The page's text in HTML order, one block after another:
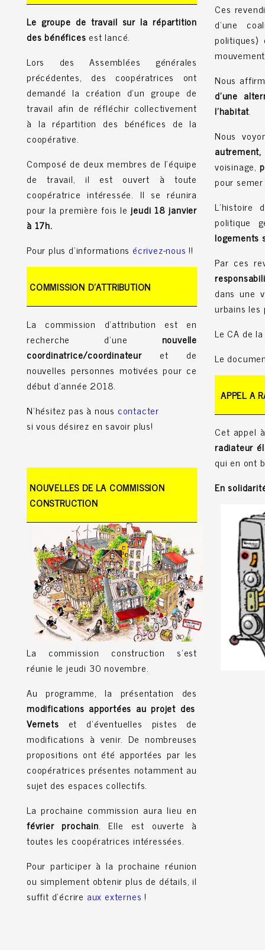
Le groupe de travail sur la répartition
des bénéfices est lancé.
Lors des Assemblées générales
précédentes, des coopératrices ont
demandé la création d'un groupe de
travail afin de réfléchir collectivement
à la répartition des bénéfices de la
coopérative.
Composé de deux membres de l'équipe
de travail, il est ouvert à toute
coopératrice intéressée. Il se réunira
pour la première fois le jeudi 18 janvier
à 17h.
Pour plus d'informations écrivez-nous !!
COMMISSION D'ATTRIBUTION
La commission d'attribution est en
recherche d'une nouvelle
coordinatrice/coordinateuret de
nouvelles personnes motivées pour ce
début d'année 2018.
N'hésitez pas à nous contacter
si vous désirez en savoir plus!
NOUVELLES DE LA COMMISSION
CONSTRUCTION
La commission construction s'est
réunie le jeudi 30 novembre.
Au programme, la présentation des
modifications apportées au projet des
Vernets et d'éventuelles pistes de
modifications à venir. De nombreuses
propositions ont été apportées par les
coopératrices présentes notamment au
sujet des espaces collectifs.
La prochaine commission aura lieu en
février prochain. Elle est ouverte à
toutes les coopératrices intéressées.
Pour participer à la prochaine réunion
ou simplement obtenir plus de détails, il
suffit d'écrire aux externes !
Ces
d'une
Nous
d’une
l’habitat.
Nous
autrement,
voisinage,
pour
L’histoire
politique
logements
Par ces
dans une
urbains les
Le CA de
Le
APPEL A
Cet appel
radiateur
qui en ont
En